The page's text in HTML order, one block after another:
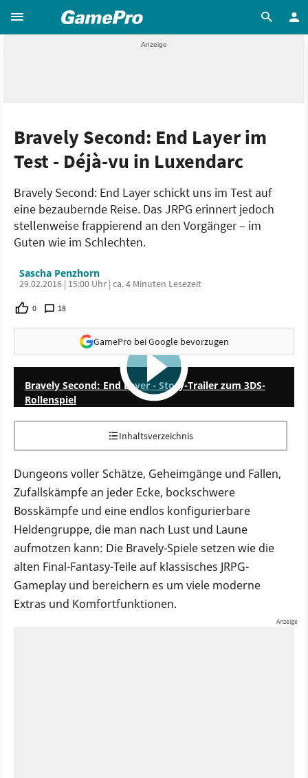
Bravely Second: End Layer im
Test - Déjà-vu in Luxendarc
Bravely Second: End Layer schickt uns im Test auf
eine bezaubernde Reise. Das JRPG erinnert jedoch
stellenweise frappierend an den Vorgänger – im
Guten wie im Schlechten.
Sascha Penzhorn
29.02.2016 | 15:00 Uhr | ca. 4 Minuten Lesezeit
0 18
GamePro bei Google bevorzugen
2:21
Bravely Second: End Layer - Story-Trailer zum 3DS-
Rollenspiel
Inhaltsverzeichnis
Dungeons voller Schätze, Geheimgänge und Fallen,
Zufallskämpfe an jeder Ecke, bockschwere
Bosskämpfe und eine endlos konfigurierbare
Heldengruppe, die man nach Lust und Laune
aufmotzen kann: Die Bravely-Spiele setzen wie die
alten Final-Fantasy-Teile auf klassisches JRPG-
Gameplay und bereichern es um viele moderne
Extras und Komfortfunktionen.